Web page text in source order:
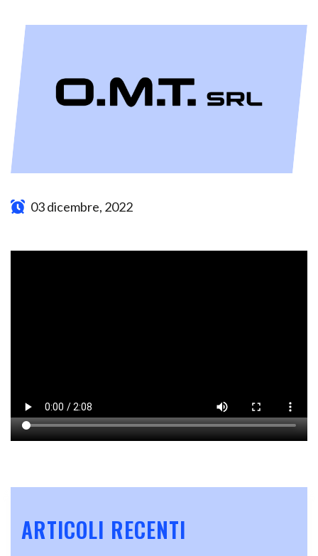
03 dicembre, 2022
ARTICOLI RECENTI